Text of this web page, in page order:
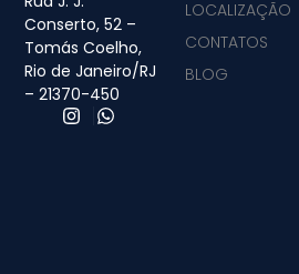
Conserto, 52 –
Tomás Coelho,
Rio de Janeiro/RJ
– 21370-450
LOCALIZAÇÃO
CONTATOS
BLOG